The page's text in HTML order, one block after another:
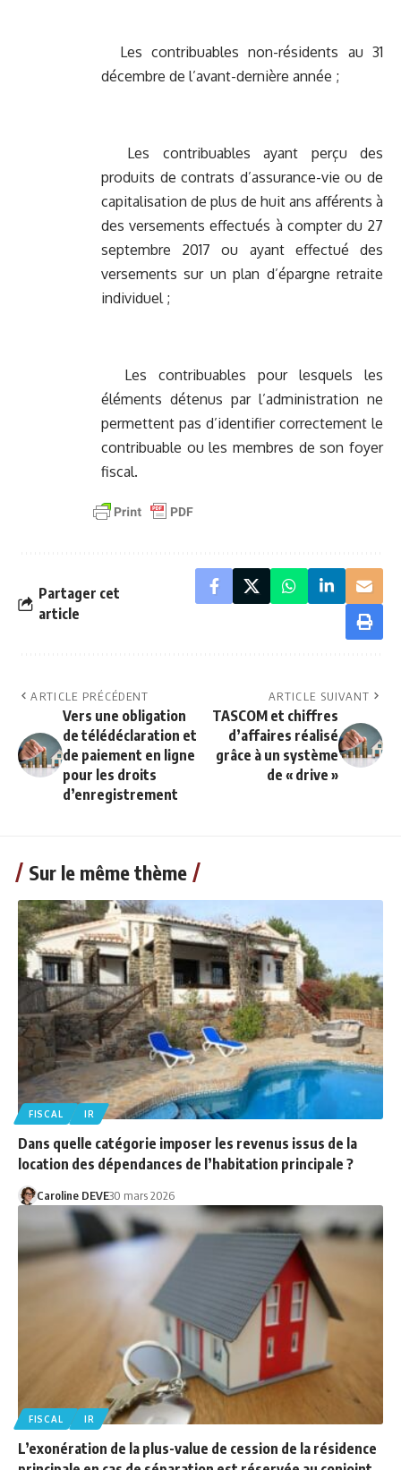
Les contribuables non-résidents au 31
décembre de l’avant-dernière année ;
Les contribuables ayant perçu des
produits de contrats d’assurance-vie ou de
capitalisation de plus de huit ans afférents à
des versements effectués à compter du 27
septembre 2017 ou ayant effectué des
versements sur un plan d’épargne retraite
individuel ;
Les contribuables pour lesquels les
éléments détenus par l’administration ne
permettent pas d’identifier correctement le
contribuable ou les membres de son foyer
fiscal.
Partager cet
article
ARTICLE PRÉCÉDENT
Vers une obligation
de télédéclaration et
de paiement en ligne
pour les droits
d’enregistrement
ARTICLE SUIVANT
TASCOM et chiffres
d’affaires réalisé
grâce à un système
de « drive »
Sur le même thème
FISCAL IR
Dans quelle catégorie imposer les revenus issus de la
location des dépendances de l’habitation principale ?
Caroline DEVE30 mars 2026
FISCAL IR
L’exonération de la plus-value de cession de la résidence